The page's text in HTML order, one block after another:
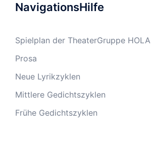
NavigationsHilfe
Spielplan der TheaterGruppe HOLA
Prosa
Neue Lyrikzyklen
Mittlere Gedichtszyklen
Frühe Gedichtszyklen